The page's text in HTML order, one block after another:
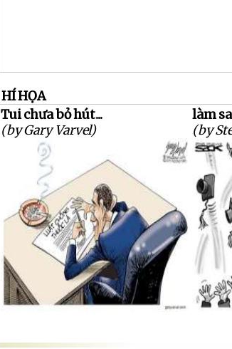
HÍ HỌA
Tui chưa bỏ hút...
(by Gary Varvel)
làm
(by